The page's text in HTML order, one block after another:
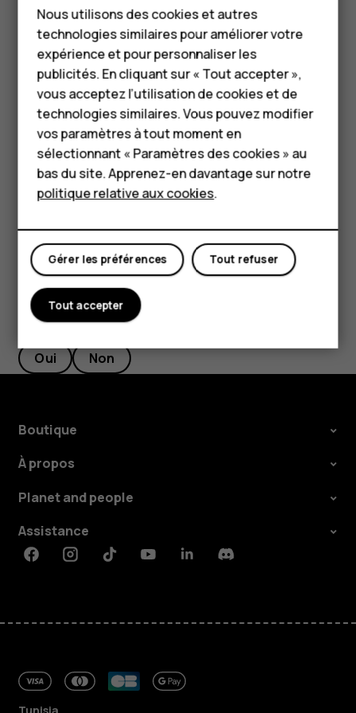
Téléphones classiques
HMD Terra M
Pour les entreprises
Tablettes
Boutique
Mon compte
Effectuez un balayage vers le bas de votre écran,
appuyez surnetwork_cellDonnées mobileset désactivezDonnées
mobiles.
Pour suivre votre consommation de
données, appuyez sur
Paramètres
Réseau et
Internet> Consommation des données
Arrêter l'itinérance de données
Appuyez sur Paramètres> Réseau et Internet
mobile
et désactivez
Avez-vous trouvé cela utile?
Oui Non
Boutique
À propos
Planet and people
Assistance
FacebookInstagramTiktokYoutubeLinkedinDiscord
Tunisia
Nous utilisons des cookies et autres
technologies similaires pour améliorer votre
expérience et pour personnaliser les
publicités. En cliquant sur « Tout accepter »,
vous acceptez l’utilisation de cookies et de
technologies similaires. Vous pouvez modifier
vos paramètres à tout moment en
sélectionnant « Paramètres des cookies » au
bas du site. Apprenez-en davantage sur notre
politique relative aux cookies.
Tout refuser
Gérer les préférences
Tout accepter